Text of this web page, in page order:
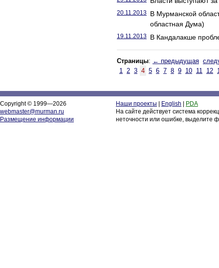
20.11.2013 В Мурманской
областная Дума)
19.11.2013 В Кандалакше
Страницы: ← предыдущая
1 2 3 4 5 6 7 8 9 10 11 12
Copyright © 1999—2026
webmaster@murman.ru
Размещение информации
Наши проекты English
PDA
На сайте действует система
неточности или ошибке, выделите